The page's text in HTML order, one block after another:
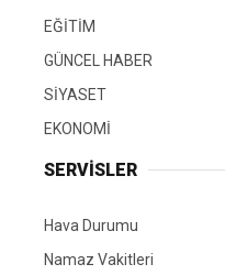
EĞİTİM
GÜNCEL HABER
SİYASET
EKONOMİ
SERVİSLER
Hava Durumu
Namaz Vakitleri